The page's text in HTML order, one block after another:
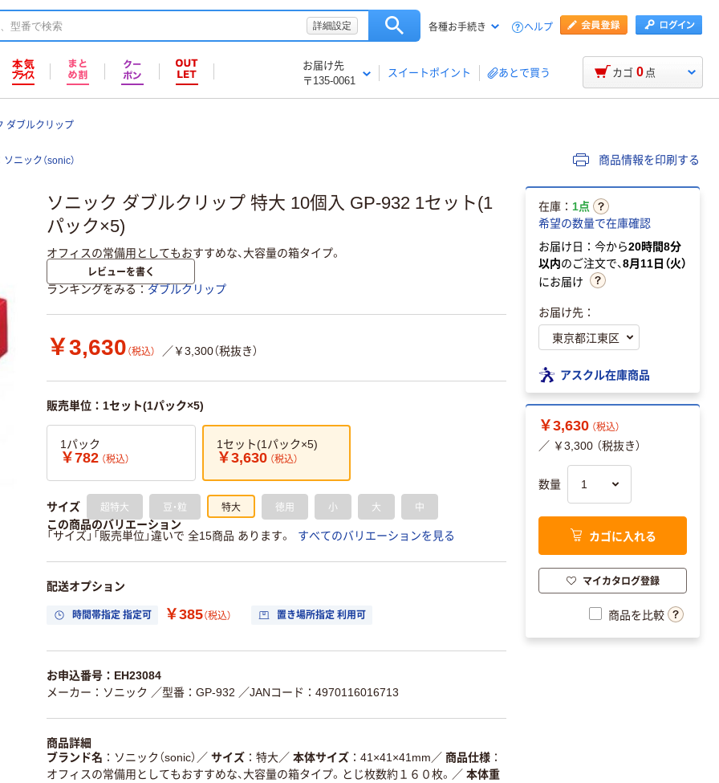
詳細設定 各種お手続き ヘルプ
お届け先
〒135-0061
スイートポイント あとで買う カゴ 0 点
ダブルクリップ
ソニック（sonic） 商品情報を印刷する
ソニック ダブルクリップ 特大 10個入 GP-932 1セット(1
パック×5)
オフィスの常備用としてもおすすめな、大容量の箱タイプ。
レビューを書く
ランキングをみる ダブルクリップ
￥3,630 （税込） ／￥3,300（税抜き）
販売単位：1セット(1パック×5)
1パック
￥782 （税込）
1セット(1パック×5)
￥3,630 （税込）
サイズ 超特大 豆・粒 特大 徳用 小 大 中
この商品のバリエーション
「サイズ」「販売単位」違いで 全15商品 あります。
すべてのバリエーションを見る
配送オプション
時間帯指定 指定可 ￥385（税込） 置き場所指定 利用可
お申込番号：EH23084
メーカー：ソニック ／型番：GP-932 ／JANコード：4970116016713
商品詳細
ブランド名
ソニック（sonic） ／ サイズ 特大 ／ 本体サイズ 41×41×41mm ／ 商品仕様
オフィスの常備用としてもおすすめな、大容量の箱タイプ。とじ枚数約１６０枚。 ／ 本体重
在庫： 1点
希望の数量で在庫確認
お届け日：今から20時間8分
以内のご注文で、8月11日（火）
にお届け
お届け先：
アスクル在庫商品
￥3,630 （税込）
／ ￥3,300 （税抜き）
数量
カゴに入れる
マイカタログ登録
商品を比較